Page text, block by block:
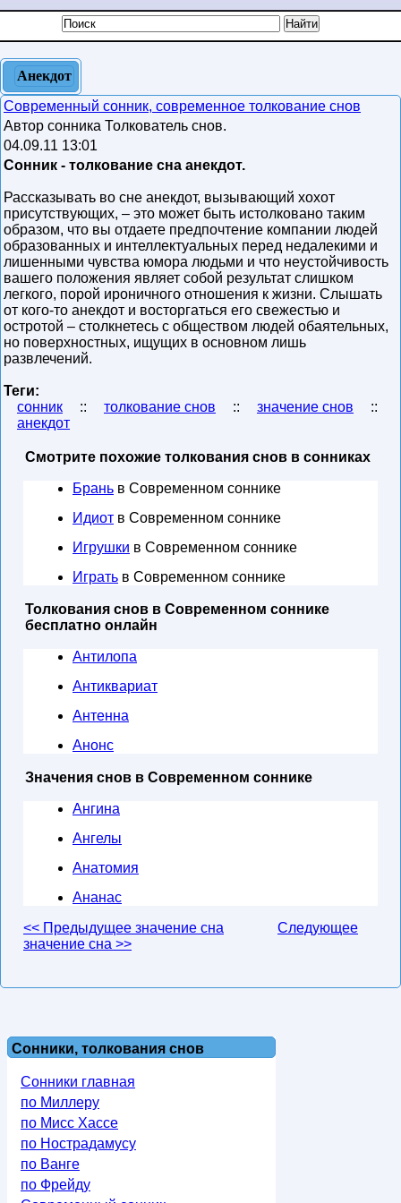
Анекдот
Современный сонник, современное толкование снов
Автор сонника Толкователь снов.
04.09.11 13:01
Сонник - толкование сна анекдот.
Рассказывать во сне анекдот, вызывающий хохот
присутствующих, – это может быть истолковано таким
образом, что вы отдаете предпочтение компании людей
образованных и интеллектуальных перед недалекими и
лишенными чувства юмора людьми и что неустойчивость
вашего положения являет собой результат слишком
легкого, порой ироничного отношения к жизни. Слышать
от кого-то анекдот и восторгаться его свежестью и
остротой – столкнетесь с обществом людей обаятельных,
но поверхностных, ищущих в основном лишь
развлечений.
Теги:
сонник
:: толкование снов :: значение снов
::
анекдот
Смотрите похожие толкования снов в сонниках
Брань в Современном соннике
Идиот в Современном соннике
Игрушки в Современном соннике
Играть в Современном соннике
Толкования снов в Современном соннике
бесплатно онлайн
Антилопа
Антиквариат
Антенна
Анонс
Значения снов в Современном соннике
Ангина
Ангелы
Анатомия
Ананас
<< Предыдущее значение сна
Следующее
значение сна >>
Сонники, толкования снов
Сонники главная
по Миллеру
по Мисс Хассе
по Нострадамусу
по Ванге
по Фрейду